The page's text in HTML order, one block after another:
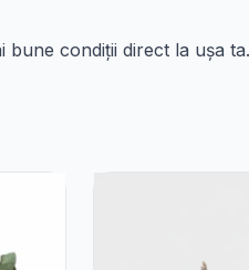
condiții direct la ușa